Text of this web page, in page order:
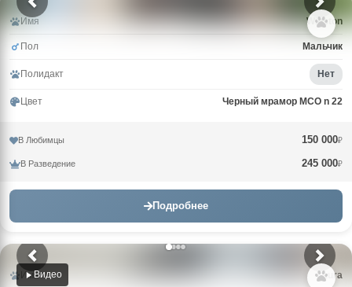
Имя Winston
Пол Мальчик
Полидакт Нет
Цвет Черный мрамор MCO n 22
В Любимцы 150 000₽
В Разведение 245 000₽
Подробнее
Видео
Имя Laura